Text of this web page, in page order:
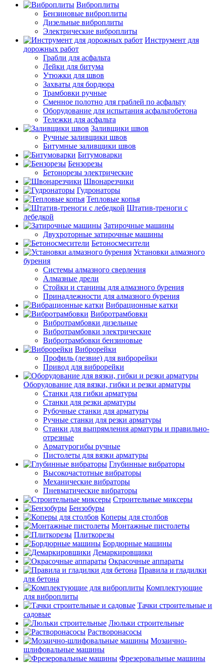
Виброплиты
Бензиновые виброплиты
Дизельные виброплиты
Электрические виброплиты
Инструмент для
дорожных работ
Грабли для асфальта
Лейки для битума
Утюжки для швов
Захваты для бордюра
Трамбовки ручные
Сменное полотно для граблей по асфальту
Оборудование для испытания асфальтобетона
Тележки для асфальта
Заливщики швов
Ручные заливщики швов
Битумные заливщики швов
Битумоварки
Бензорезы
Бетонорезы электрические
Швонарезчики
Гудронаторы
Тепловые копья
Штатив-треноги с
лебедкой
Затирочные машины
Двухроторные затирочные машины
Бетоносмесители
Установки алмазного
бурения
Системы алмазного сверления
Алмазные дрели
Стойки и станины для алмазного бурения
Принадлежности для алмазного бурения
Вибрационные катки
Вибротрамбовки
Вибротрамбовки дизельные
Вибротрамбовки электрические
Вибротрамбовки бензиновые
Виброрейки
Профиль (лезвие) для виброрейки
Привод для виброрейки
Оборудование для вязки, гибки и резки арматуры
Станки для гибки арматуры
Станки для резки арматуры
Рубочные станки для арматуры
Ручные станки для резки арматуры
Станки для выпрямления арматуры и правильно-
отрезные
Арматурогибы ручные
Пистолеты для вязки арматуры
Глубинные вибраторы
Высокочастотные вибраторы
Механические вибраторы
Пневматические вибраторы
Строительные миксеры
Бензобуры
Коперы для столбов
Монтажные пистолеты
Плиткорезы
Бордюрные машины
Демаркировщики
Окрасочные аппараты
Правила и гладилки
для бетона
Комплектующие
для виброплиты
Тачки строительные и
садовые
Люльки строительные
Растворонасосы
Мозаично-
шлифовальные машины
Фрезеровальные машины